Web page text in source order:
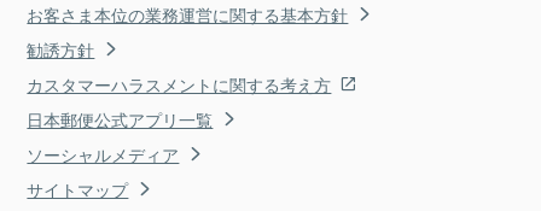
お客さま本位の業務運営に関する基本方針
勧誘方針
カスタマーハラスメントに関する考え方
日本郵便公式アプリ一覧
ソーシャルメディア
サイトマップ